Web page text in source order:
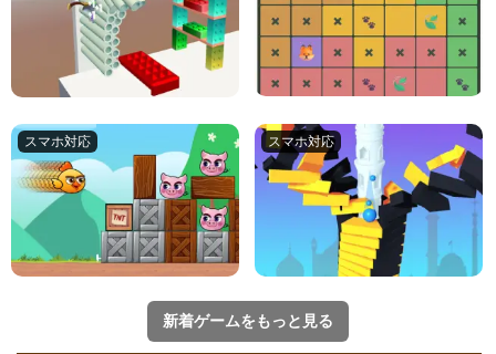
新着ゲームをもっと見る